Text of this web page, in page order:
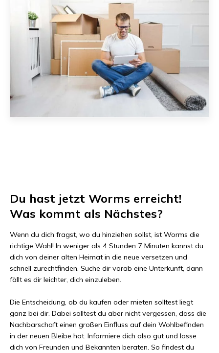
Du hast jetzt Worms erreicht!
Was kommt als Nächstes?
Wenn du dich fragst, wo du hinziehen sollst, ist Worms die
richtige Wahl! In weniger als 4 Stunden 7 Minuten kannst du
dich von deiner alten Heimat in die neue versetzen und
schnell zurechtfinden. Suche dir vorab eine Unterkunft, dann
fällt es dir leichter, dich einzuleben.
Die Entscheidung, ob du kaufen oder mieten solltest liegt
ganz bei dir. Dabei solltest du aber nicht vergessen, dass die
Nachbarschaft einen großen Einfluss auf dein Wohlbefinden
in der neuen Bleibe hat. Informiere dich also gut und lasse
dich von Freunden und Bekannten beraten. So findest du